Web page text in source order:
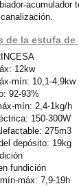
acumulador
de la estufa de
12kw
mín: 10,1-4,9kw
92-93%
mín: 2,4-1kg/h
150-300W
275m3
depósito: 19kg
fundición
máx: 7,9-19h